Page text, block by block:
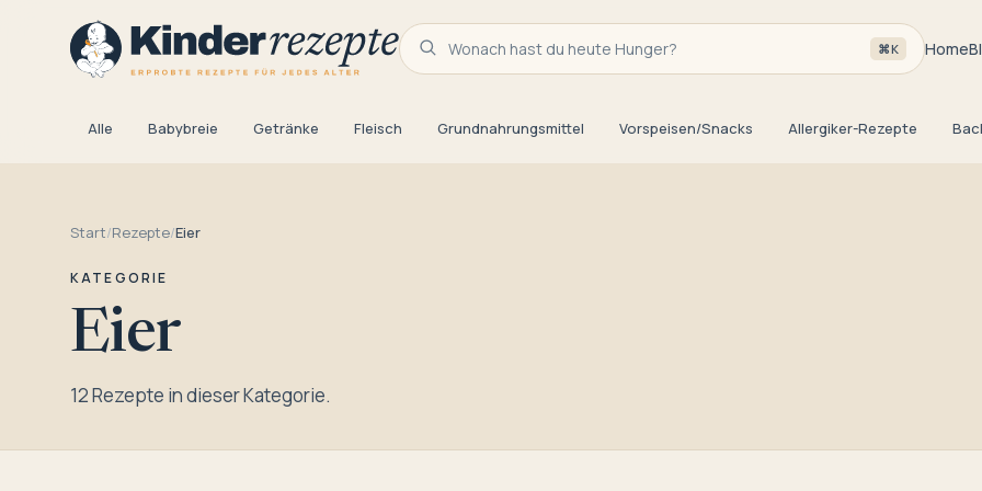
Wonach hast du heute Hunger? ⌘K Home
Alle Babybreie Getränke Fleisch Grundnahrungsmittel Vorspeisen/Snacks Allergiker-Rezepte
Start/Rezepte/Eier
KATEGORIE
Eier
12 Rezepte in dieser Kategorie.